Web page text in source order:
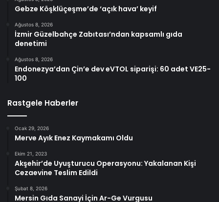
Gebze Köşklüçeşme’de ‘açık hava’ keyif
Ağustos 8, 2026
İzmir Güzelbahçe Zabıtası’ndan kapsamlı gıda
denetimi
Ağustos 8, 2026
Endonezya’dan Çin’e dev eVTOL siparişi: 60 adet VE25-
100
Rastgele Haberler
Ocak 29, 2026
Merve Ayık Enez Kaymakamı Oldu
Ekim 21, 2023
Akşehir’de Uyuşturucu Operasyonu: Yakalanan Kişi
Cezaevine Teslim Edildi
Şubat 8, 2026
Mersin Gıda Sanayi İçin Ar-Ge Vurgusu